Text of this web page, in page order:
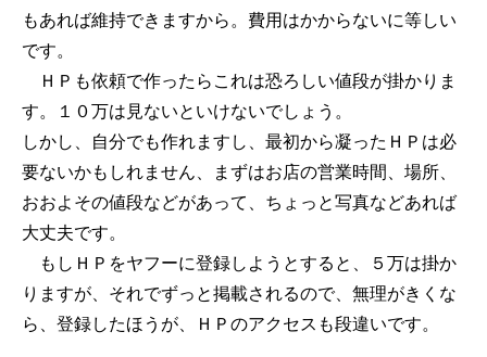
もあれば維持できますから。費用はかからないに等しい
です。
ＨＰも依頼で作ったらこれは恐ろしい値段が掛かりま
す。１０万は見ないといけないでしょう。
しかし、自分でも作れますし、最初から凝ったＨＰは必
要ないかもしれません、まずはお店の営業時間、場所、
おおよその値段などがあって、ちょっと写真などあれば
大丈夫です。
もしＨＰをヤフーに登録しようとすると、５万は掛か
りますが、それでずっと掲載されるので、無理がきくな
ら、登録したほうが、ＨＰのアクセスも段違いです。